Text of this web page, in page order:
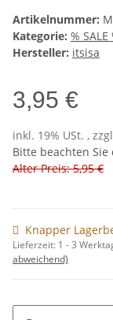
Artikelnummer:
Kategorie: % SALE
Hersteller: itsisa
3,95 €
inkl. 19% USt. ,
Bitte beachten Sie
Alter Preis: 5,95 €
Knapper
Lieferzeit: 1 - 3
abweichend)